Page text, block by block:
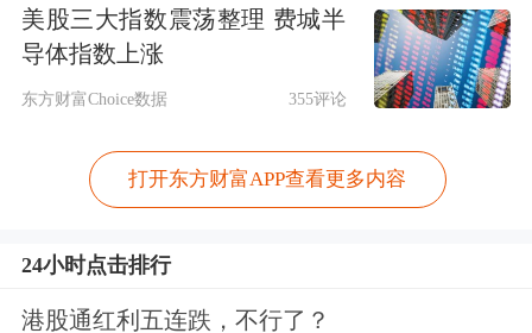
美股三大指数震荡整理 费城半
导体指数上涨
东方财富Choice数据 355评论
打开东方财富APP查看更多内容
24小时点击排行
港股通红利五连跌，不行了？